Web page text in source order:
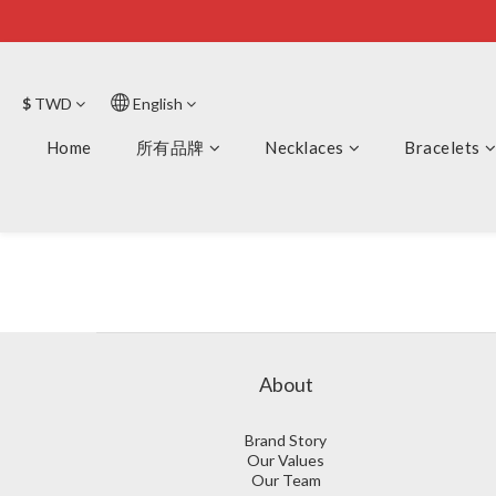
$ TWD English
Home 所有品牌 Necklaces Bracelets
About
Brand Story
Our Values
Our Team